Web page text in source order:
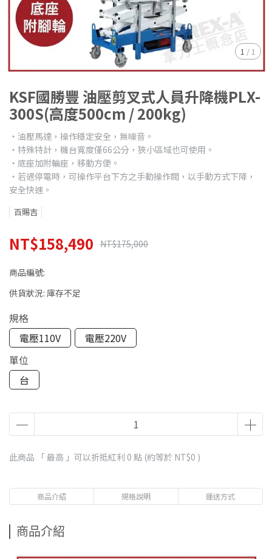
1 / 1
KSF國勝豐 油壓剪叉式人員升降機PLX-
300S(高度500cm / 200kg)
‧油壓馬達，操作穩定安全，無噪音。
‧特殊特計，機台寬度僅66公分，狹小區域也可使用。
‧底座加附輪座，移動方便。
‧若遇停電時，可操作平台下方之手動操作閥，以手動方式下降，
安全快速。
百賜吉
NT$158,490 NT$175,000
商品編號:
供貨狀況: 庫存不足
規格
電壓110V
電壓220V
單位
台
此商品 「 最高 」可以折抵紅利 0 點 (約等於 NT$0 )
商品介紹 規格說明 運送方式
商品介紹